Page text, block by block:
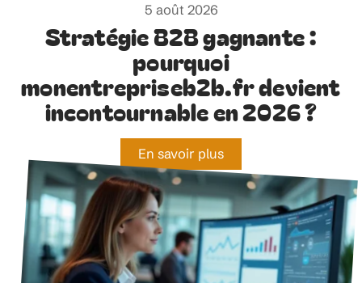
5 août 2026
Stratégie B2B gagnante :
pourquoi
monentrepriseb2b.fr devient
incontournable en 2026 ?
En savoir plus